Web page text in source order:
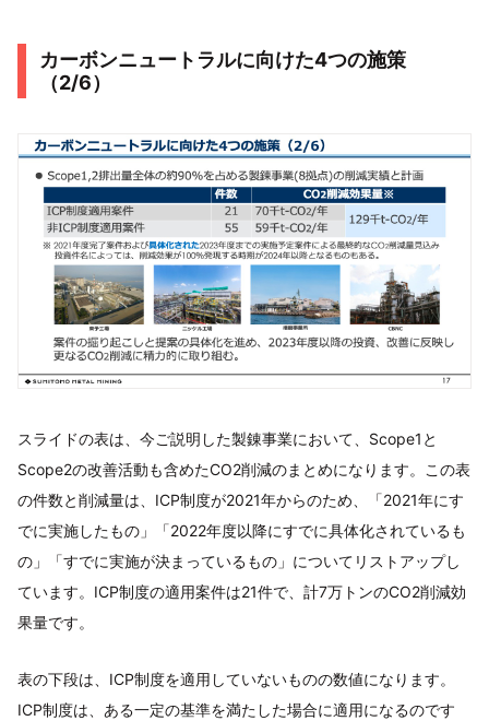
カーボンニュートラルに向けた4つの施策
（2/6）
スライドの表は、今ご説明した製錬事業において、Scope1と
Scope2の改善活動も含めたCO2削減のまとめになります。この表
の件数と削減量は、ICP制度が2021年からのため、「2021年にす
でに実施したもの」「2022年度以降にすでに具体化されているも
の」「すでに実施が決まっているもの」についてリストアップし
ています。ICP制度の適用案件は21件で、計7万トンのCO2削減効
果量です。
表の下段は、ICP制度を適用していないものの数値になります。
ICP制度は、ある一定の基準を満たした場合に適用になるのです